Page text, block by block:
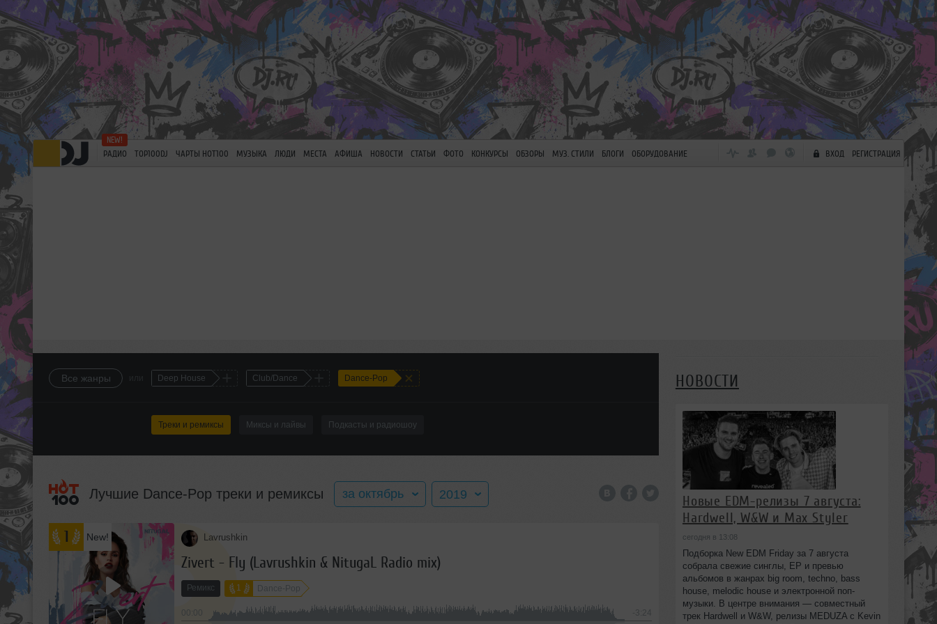
РАДИО TOP100DJ ЧАРТЫ HOT100 МУЗЫКА ЛЮДИ МЕСТА АФИША НОВОСТИ СТАТЬИ ФОТО КОНКУРСЫ ОБЗОРЫ МУЗ. СТИЛИ БЛОГИ ОБОРУДОВАНИЕ ВХОД РЕГИСТРАЦИЯ
Все жанры Deep House Club/Dance Dance-Pop +
Треки и ремиксы Миксы и лайвы Подкасты и радиошоу
Лучшие Dance-Pop треки и ремиксы за октябрь
январь
2019
1 New! Lavrushkin
Zivert - Fly (Lavrushkin & NitugaL Radio mix)
Ремикс 1 Dance-Pop
-3:24
НОВОСТИ
Новые EDM-релизы 7 августа:
Hardwell, W&W и Max Styler
сегодня в 13:08
Подборка New EDM Friday за 7 августа
собрала свежие синглы, EP и превью
альбомов в жанрах big room, techno, bass
house, melodic house и электронной поп-
музыки. В центре внимания — совместный
трек Hardwell и W&W, релизы MEDUZA с Kevin